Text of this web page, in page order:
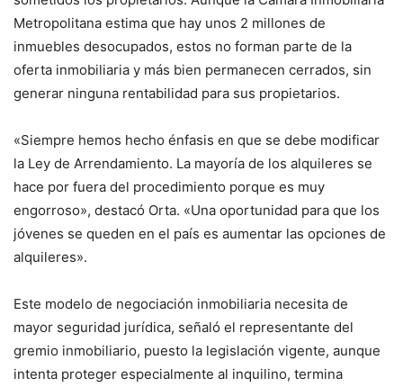
Metropolitana estima que hay unos 2 millones de
inmuebles desocupados, estos no forman parte de la
oferta inmobiliaria y más bien permanecen cerrados, sin
generar ninguna rentabilidad para sus propietarios.
«Siempre hemos hecho énfasis en que se debe modificar
la Ley de Arrendamiento. La mayoría de los alquileres se
hace por fuera del procedimiento porque es muy
engorroso», destacó Orta. «Una oportunidad para que los
jóvenes se queden en el país es aumentar las opciones de
alquileres».
Este modelo de negociación inmobiliaria necesita de
mayor seguridad jurídica, señaló el representante del
gremio inmobiliario, puesto la legislación vigente, aunque
intenta proteger especialmente al inquilino, termina